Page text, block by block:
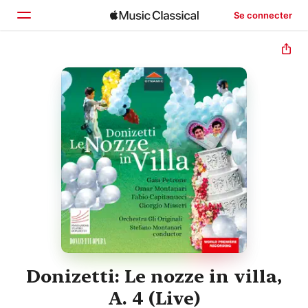
Se connecter
Accueil
Parcourir
Rechercher
Donizetti: Le nozze in villa,
A. 4 (Live)